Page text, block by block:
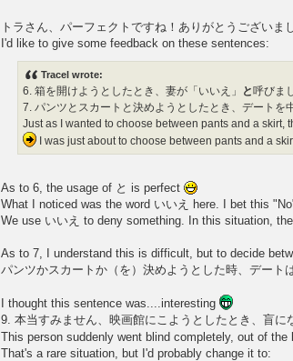
トラさん、パーフェクトですね！ありがとうございまし
I'd like to give some feedback on these sentences:
Tracel wrote:
6. 箱を開けようとしたとき、妻が「いいえ」 と呼びま
7. パンツとスカートと決めようとしたとき、デートを
Just as I wanted to choose between pants and a skirt,
I was just about to choose between pants and a
As to 6, the usage of と is perfect
What I noticed was the word いいえ here. I bet this
We use いいえ to deny something. In this situation,
As to 7, I understand this is difficult, but to decide
パンツかスカートか（を）決めようとした時、デート
I thought this sentence was....interesting
9. 本当すみません、映画館にこようとしたとき、盲に
This person suddenly went blind completely, out of the
That's a rare situation, but I'd probably change it to: